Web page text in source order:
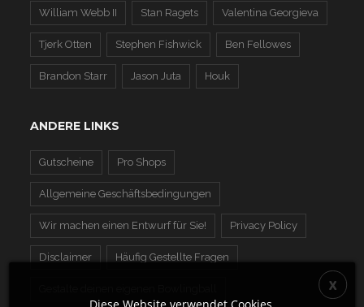
William Webb II Stan Ragets Valentina Georgieva
Tjerk Otten Stephen Fishwick Ben Fellowes
Brandon Starr Jason Juta Houk
ANDERE LINKS
Gutscheine Pro Shops
Allgemeine Geschäftsbedingungen
Wir machen einen Entwurf für Sie! Privacy Policy
Disclaimer Häufig Gestellte Fragen